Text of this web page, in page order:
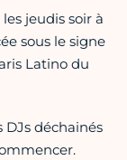
jeudis soir à
sous le signe
Latino du
DJs déchainés